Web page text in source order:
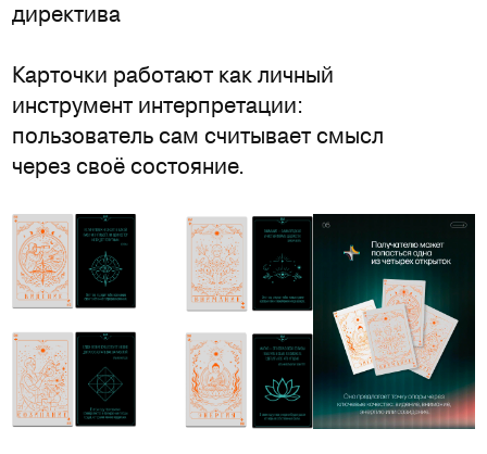
директива
Карточки работают как личный
инструмент интерпретации:
пользователь сам считывает смысл
через своё состояние.